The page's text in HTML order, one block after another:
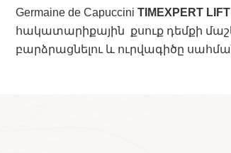
Germaine de Capuccini TIMEXPERT
հակատարիքային քսուք դեմքի
բարձրացնելու և ուրվագիծը